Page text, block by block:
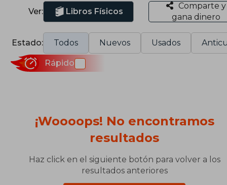
Ver: Libros Físicos
Comparte y
gana dinero
Estado: Todos Nuevos Usados
Rápido
¡Woooops! No encontramos
resultados
Haz click en el siguiente botón para volver a los
resultados anteriores